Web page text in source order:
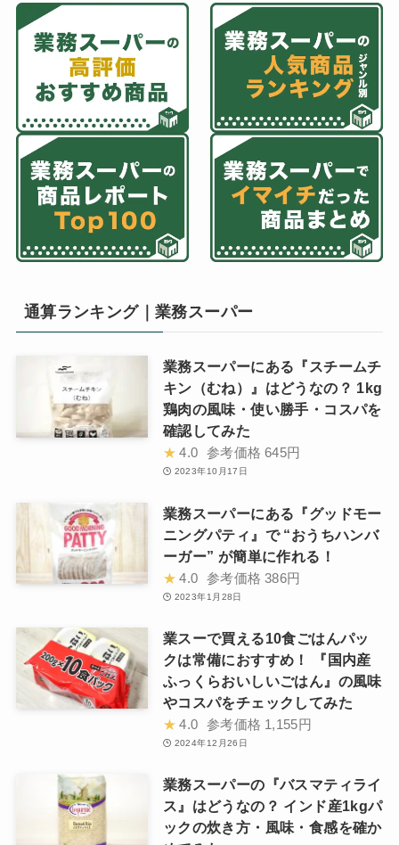
通算ランキング｜業務スーパー
業務スーパーにある『スチームチ
キン（むね）』はどうなの？ 1kg
鶏肉の風味・使い勝手・コスパを
確認してみた
★ 4.0 参考価格 645円
2023年10月17日
業務スーパーにある『グッドモー
ニングパティ』で “おうちハンバ
ーガー” が簡単に作れる！
★ 4.0 参考価格 386円
2023年1月28日
業スーで買える10食ごはんパッ
クは常備におすすめ！ 『国内産
ふっくらおいしいごはん』の風味
やコスパをチェックしてみた
★ 4.0 参考価格 1,155円
2024年12月26日
業務スーパーの『バスマティライ
ス』はどうなの？ インド産1kgパ
ックの炊き方・風味・食感を確か